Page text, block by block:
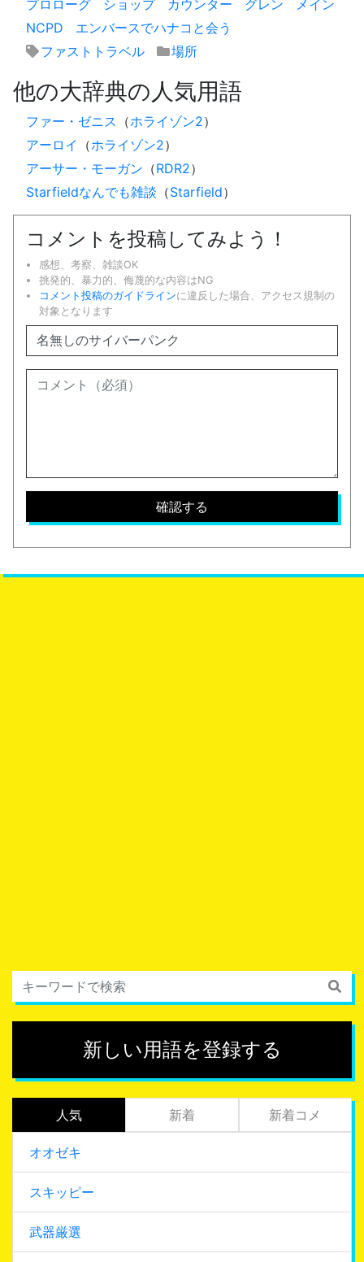
プロローグ ショップ カウンター グレン
メイン
NCPD
エンバースでハナコと会う
ファストトラベル
場所
他の大辞典の人気用語
ファー・ゼニス （ホライゾン2）
アーロイ
（ホライゾン2）
アーサー・モーガン （RDR2）
Starfieldなんでも雑談 （Starfield）
コメントを投稿してみよう！
感想、考察、雑談OK
挑発的、暴力的、侮蔑的な内容はNG
コメント投稿のガイドラインに違反した場合、アクセス規制の
対象となります
新しい用語を登録する
人気 新着 新着コメ
オオゼキ
スキッピー
武器厳選